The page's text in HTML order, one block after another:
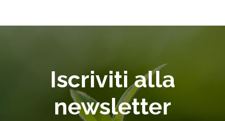
Iscriviti alla
newsletter